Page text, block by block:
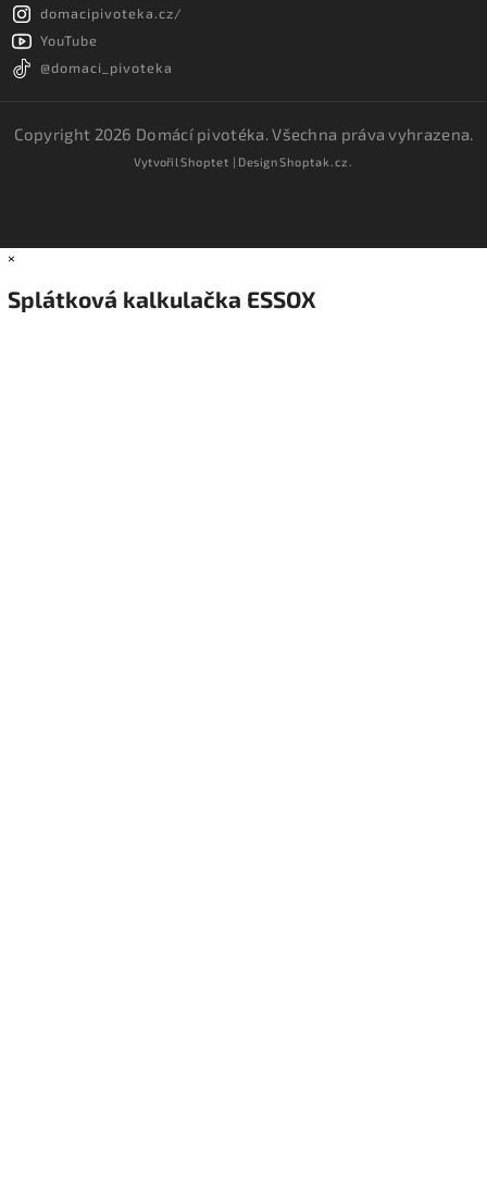
domacipivoteka.cz/
YouTube
@domaci_pivoteka
Copyright 2026 Domácí pivotéka. Všechna práva vyhrazena.
VytvořilShoptet | DesignShoptak.cz.
×
Splátková kalkulačka ESSOX